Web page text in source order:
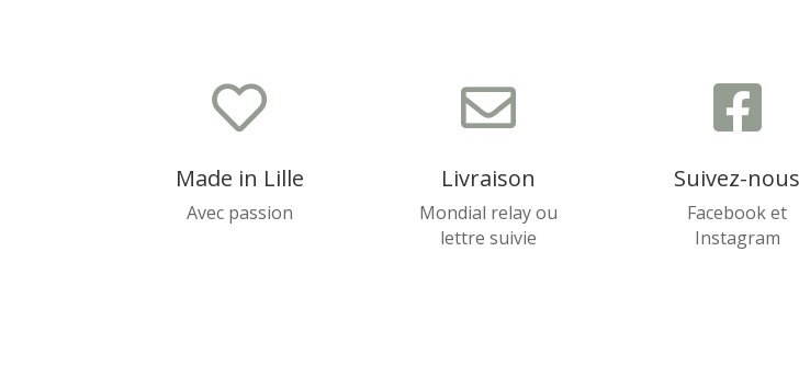

Made in Lille
Avec passion

Livraison
Mondial relay ou
lettre suivie

Suivez-nous
Facebook et
Instagram